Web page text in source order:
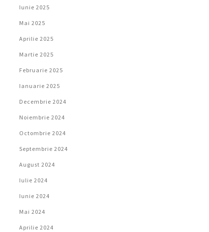
Iunie 2025
Mai 2025
Aprilie 2025
Martie 2025
Februarie 2025
Ianuarie 2025
Decembrie 2024
Noiembrie 2024
Octombrie 2024
Septembrie 2024
August 2024
Iulie 2024
Iunie 2024
Mai 2024
Aprilie 2024